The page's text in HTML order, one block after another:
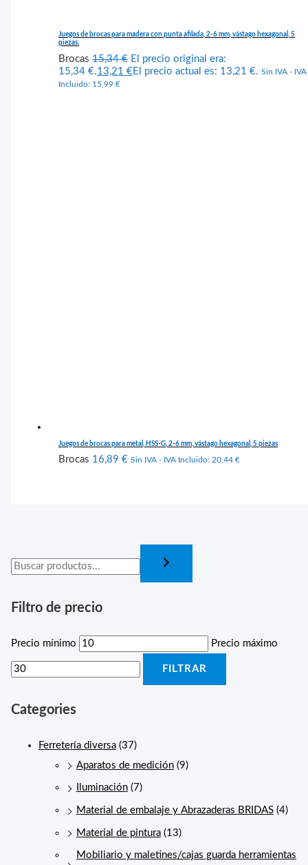
Filtro de precio
Precio mínimo Precio máximo
FILTRAR
Categories
Ferretería diversa (37)
Aparatos de medición (9)
Iluminación (7)
Material de embalaje y Abrazaderas BRIDAS (4)
Material de pintura (13)
Mobiliario y maletines/cajas guarda herramientas
Juegos de brocas para madera con punta afilada, 2-6 mm, vástago hexagonal, 5
piezas.
Brocas15,34€ El precio original era:
15,34 €.13,21€El precio actual es: 13,21 €. Sin IVA - IVA
Incluido: 15,99€
Juegos de brocas para metal, HSS-G, 2-6 mm, vástago hexagonal, 5 piezas
Brocas 16,89€ Sin IVA - IVA Incluido: 20,44€